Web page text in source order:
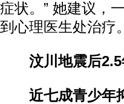
症状。” 她建议，
到心理医生处治疗。
汶川地震后
近七成青少年